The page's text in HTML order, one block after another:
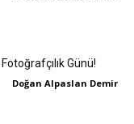
Günü!
Doğan Alpaslan Demir